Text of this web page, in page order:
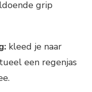
grip
kleed je naar
een regenjas